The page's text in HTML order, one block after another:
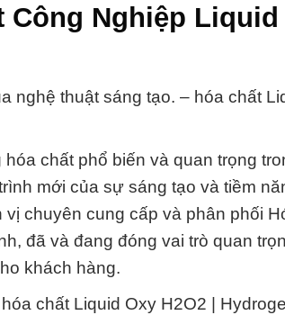
Nghiệp Liquid
nghệ thuật sáng tạo. – hóa chất
chất phổ biến và quan trọng
mới của sự sáng tạo và tiềm
chuyên cung cấp và phân phối
đã và đang đóng vai trò quan
khách hàng.
chất Liquid Oxy H2O2 |